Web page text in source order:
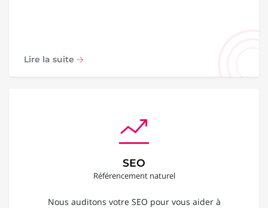
Lire la suite
SEO
Référencement naturel
Nous auditons votre SEO pour vous aider à